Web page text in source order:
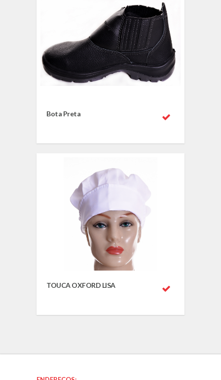
Bota Preta
TOUCA OXFORD LISA